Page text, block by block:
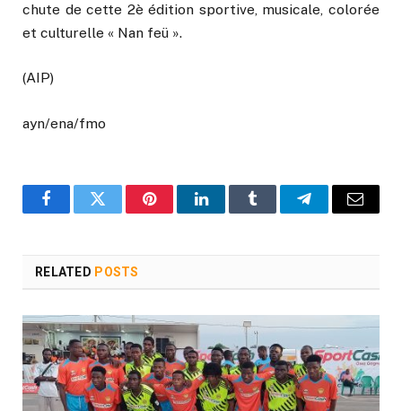
chute de cette 2è édition sportive, musicale, colorée
et culturelle « Nan feü ».
(AIP)
ayn/ena/fmo
FacebookTwitter PinterestLinkedInTumblr TelegramEmail
RELATED POSTS